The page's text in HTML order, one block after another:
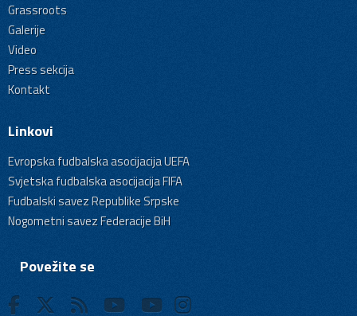
Grassroots
Galerije
Video
Press sekcija
Kontakt
Linkovi
Evropska fudbalska asocijacija UEFA
Svjetska fudbalska asocijacija FIFA
Fudbalski savez Republike Srpske
Nogometni savez Federacije BiH
Povežite se